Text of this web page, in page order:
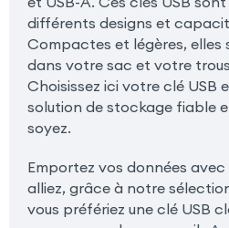
différents designs et
Compactes et légères, elles
dans votre sac et votre
Choisissez ici votre clé USB
solution de stockage fiable
soyez.
Emportez vos données avec
alliez, grâce à notre
vous préfériez une clé USB